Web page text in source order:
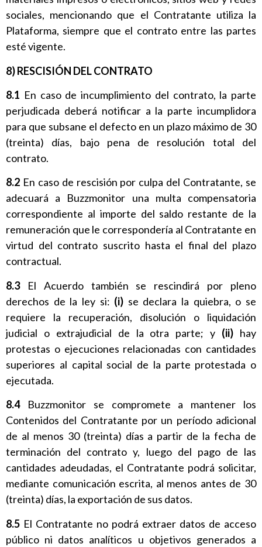
sociales, mencionando que el Contratante utiliza la
Plataforma, siempre que el contrato entre las partes
esté vigente.
8) RESCISIÓN DEL CONTRATO
8.1 En caso de incumplimiento del contrato, la parte
perjudicada deberá notificar a la parte incumplidora
para que subsane el defecto en un plazo máximo de 30
(treinta) días, bajo pena de resolución total del
contrato.
8.2 En caso de rescisión por culpa del Contratante, se
adecuará a Buzzmonitor una multa compensatoria
correspondiente al importe del saldo restante de la
remuneración que le correspondería al Contratante en
virtud del contrato suscrito hasta el final del plazo
contractual.
8.3 El Acuerdo también se rescindirá por pleno
derechos de la ley si: (i) se declara la quiebra, o se
requiere la recuperación, disolución o liquidación
judicial o extrajudicial de la otra parte; y (ii) hay
protestas o ejecuciones relacionadas con cantidades
superiores al capital social de la parte protestada o
ejecutada.
8.4 Buzzmonitor se compromete a mantener los
Contenidos del Contratante por un período adicional
de al menos 30 (treinta) días a partir de la fecha de
terminación del contrato y, luego del pago de las
cantidades adeudadas, el Contratante podrá solicitar,
mediante comunicación escrita, al menos antes de 30
(treinta) días, la exportación de sus datos.
8.5 El Contratante no podrá extraer datos de acceso
público ni datos analíticos u objetivos generados a